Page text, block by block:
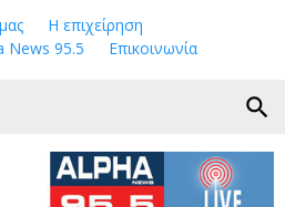
Η επιχείρηση
News 95.5
Επικοινωνία
search